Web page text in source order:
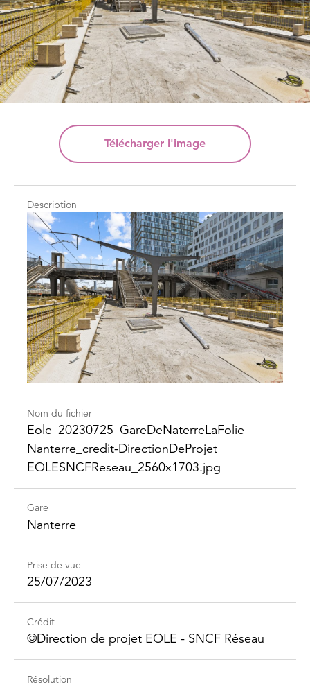
Télécharger l'image
Description
Nom du fichier
Eole_​20230725_​Gare​DeNaterre​LaFolie_​
Nanterre_​credit-​Direction​DeProjet​
EOLESNCFReseau_​2560x1703.jpg
Gare
Nanterre
Prise de vue
25/07/2023
Crédit
©Direction de projet EOLE - SNCF Réseau
Résolution